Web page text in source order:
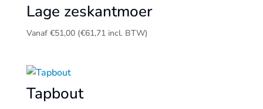
Lage zeskantmoer
Vanaf €51,00 (€61,71incl. BTW)
Tapbout